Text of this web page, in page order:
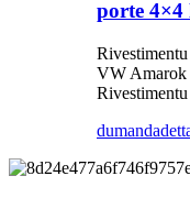
porte 4×4
VW Amarok
dumanda